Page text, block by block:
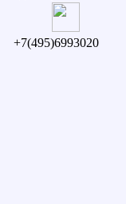
+7(495)6993020